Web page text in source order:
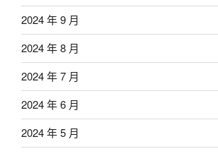
2024 年 9 月
2024 年 8 月
2024 年 7 月
2024 年 6 月
2024 年 5 月